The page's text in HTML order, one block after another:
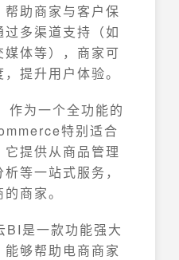
助商家与客户保
多渠道支持（如
体等），商家可
提升用户体验。
作为一个全功能的
特别适合
提供从商品管理
等一站式服务，
商家。
BI是一款功能强大
够帮助电商商家